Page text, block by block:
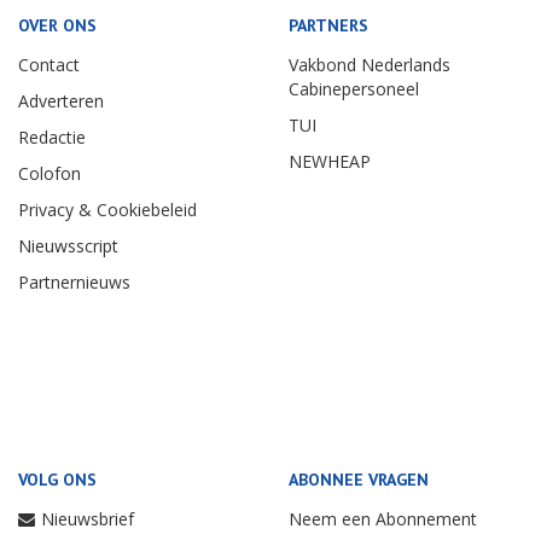
OVER ONS
Contact
Adverteren
Redactie
Colofon
Privacy & Cookiebeleid
Nieuwsscript
Partnernieuws
PARTNERS
Vakbond Nederlands
Cabinepersoneel
TUI
NEWHEAP
VOLG ONS
Nieuwsbrief
ABONNEE VRAGEN
Neem een Abonnement